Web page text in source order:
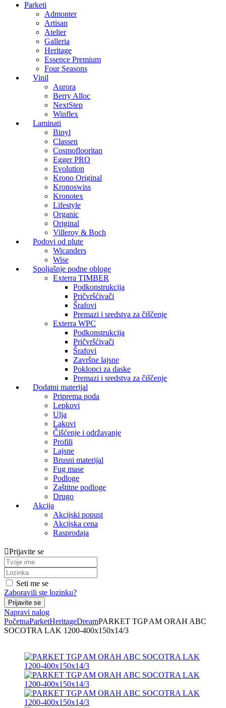
Parketi
Admonter
Artisan
Atelier
Galleria
Heritage
Essence Premium
Four Seasons
Vinil
Aurora
Berry Alloc
NextStep
Winflex
Laminati
Binyl
Classen
Cosmoflooritan
Egger PRO
Evolution
Krono Original
Kronoswiss
Kronotex
Lifestyle
Organic
Original
Villeroy & Boch
Podovi od plute
Wicanders
Wise
Spoljašnje podne obloge
Exterra TIMBER
Podkonstrukcija
Pričvršćivači
Šrafovi
Premazi i sredstva za čiščenje
Exterra WPC
Podkonstrukcija
Pričvršćivači
Šrafovi
Završne lajsne
Poklopci za daske
Premazi i sredstva za čiščenje
Dodatni materijal
Priprema poda
Lepkovi
Ulja
Lakovi
Čišćenje i održavanje
Profili
Lajsne
Brusni materijal
Fug mase
Podloge
Zaštitne podloge
Drugo
Akcija
Akcijski popust
Akcijska cena
Rasprodaja
Prijavite se
Seti me se
Zaboravili ste lozinku?
Napravi nalog
PočetnaParketHeritageDreamPARKET TGP AM ORAH ABC
SOCOTRA LAK 1200-400x150x14/3